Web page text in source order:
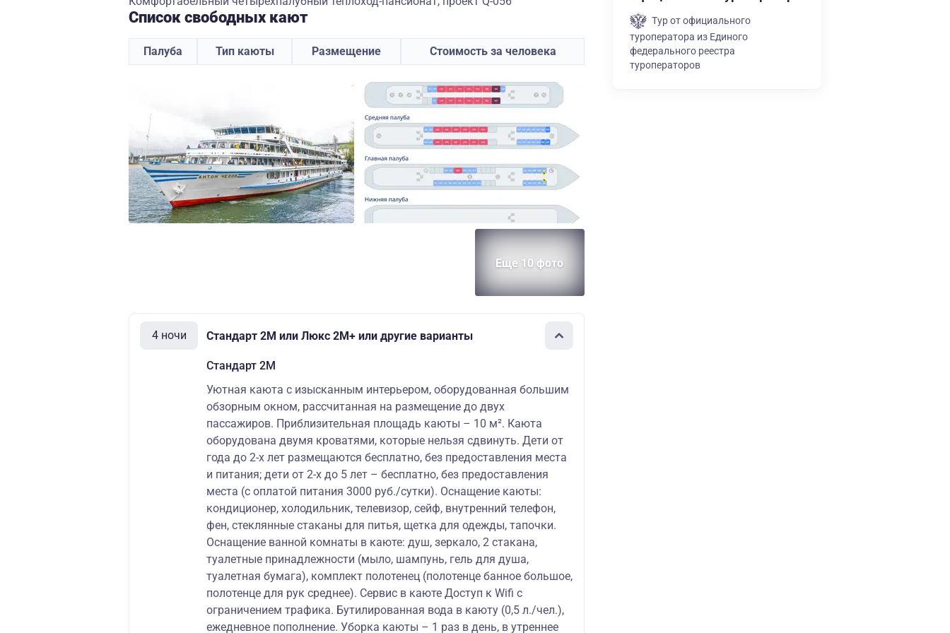
Список свободных кают
Палуба Тип каюты Размещение Стоимость за человека
Еще 10 фото
4 ночи Стандарт 2M или Люкс 2М+ или другие варианты
Стандарт 2M
Уютная каюта с изысканным интерьером, оборудованная большим
обзорным окном, рассчитанная на размещение до двух
пассажиров. Приблизительная площадь каюты – 10 м². Каюта
оборудована двумя кроватями, которые нельзя сдвинуть. Дети от
года до 2-х лет размещаются бесплатно, без предоставления места
и питания; дети от 2-х до 5 лет – бесплатно, без предоставления
места (с оплатой питания 3000 руб./сутки). Оснащение каюты:
кондиционер, холодильник, телевизор, сейф, внутренний телефон,
фен, стеклянные стаканы для питья, щетка для одежды, тапочки.
Оснащение ванной комнаты в каюте: душ, зеркало, 2 стакана,
туалетные принадлежности (мыло, шампунь, гель для душа,
туалетная бумага), комплект полотенец (полотенце банное большое,
полотенце для рук среднее). Сервис в каюте Доступ к Wifi с
ограничением трафика. Бутилированная вода в каюту (0,5 л./чел.),
ежедневное пополнение. Уборка каюты – 1 раз в день, в утреннее
Тур от официального
туроператора из Единого
федерального реестра
туроператоров